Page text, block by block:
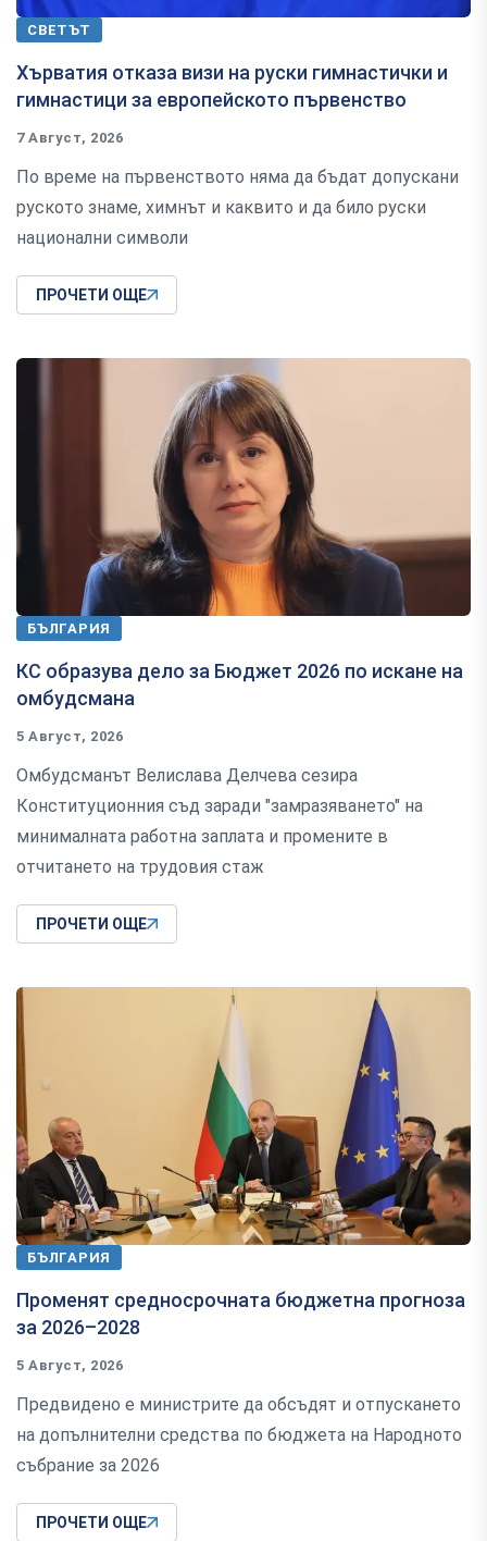
СВЕТЪТ
Хърватия отказа визи на руски гимнастички и
гимнастици за европейското първенство
7 Август, 2026
По време на първенството няма да бъдат допускани
руското знаме, химнът и каквито и да било руски
национални символи
ПРОЧЕТИ ОЩЕ
БЪЛГАРИЯ
КС образува дело за Бюджет 2026 по искане на
омбудсмана
5 Август, 2026
Омбудсманът Велислава Делчева сезира
Конституционния съд заради "замразяването" на
минималната работна заплата и промените в
отчитането на трудовия стаж
ПРОЧЕТИ ОЩЕ
БЪЛГАРИЯ
Променят средносрочната бюджетна прогноза
за 2026–2028
5 Август, 2026
Предвидено е министрите да обсъдят и отпускането
на допълнителни средства по бюджета на Народното
събрание за 2026
ПРОЧЕТИ ОЩЕ